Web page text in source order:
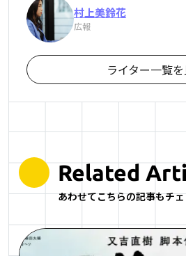
村上美鈴花
広報
ライター一覧
Related
あわせてこちらの記事もチ